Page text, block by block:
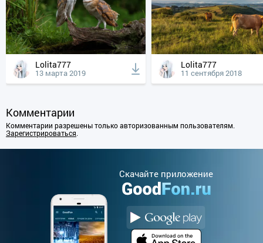
Lolita777
13 марта 2019
Lolita777
11 сентября 2018
Комментарии
Комментарии разрешены только авторизованным пользователям.
Зарегистрироваться.
Cкачайте приложение